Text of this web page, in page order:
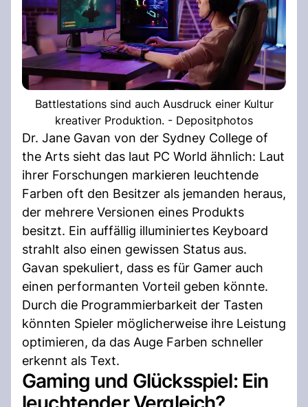
Battlestations sind auch Ausdruck einer Kultur
kreativer Produktion. - Depositphotos
Dr. Jane Gavan von der Sydney College of
the Arts sieht das laut PC World ähnlich: Laut
ihrer Forschungen markieren leuchtende
Farben oft den Besitzer als jemanden heraus,
der mehrere Versionen eines Produkts
besitzt. Ein auffällig illuminiertes Keyboard
strahlt also einen gewissen Status aus.
Gavan spekuliert, dass es für Gamer auch
einen performanten Vorteil geben könnte.
Durch die Programmierbarkeit der Tasten
könnten Spieler möglicherweise ihre Leistung
optimieren, da das Auge Farben schneller
erkennt als Text.
Gaming und Glücksspiel: Ein